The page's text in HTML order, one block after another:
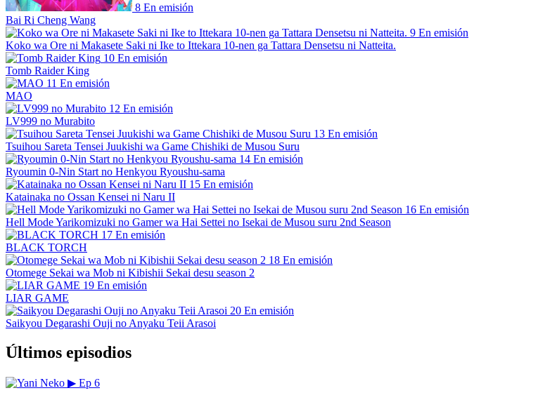
8 En emisión
Bai Ri Cheng Wang
9 En emisión
Koko wa Ore ni Makasete Saki ni Ike to Ittekara 10-nen ga Tattara Densetsu ni Natteita.
10 En emisión
Tomb Raider King
11 En emisión
MAO
12 En emisión
LV999 no Murabito
13 En emisión
Tsuihou Sareta Tensei Juukishi wa Game Chishiki de Musou Suru
14 En emisión
Ryoumin 0-Nin Start no Henkyou Ryoushu-sama
15 En emisión
Katainaka no Ossan Kensei ni Naru II
16 En emisión
Hell Mode Yarikomizuki no Gamer wa Hai Settei no Isekai de Musou suru 2nd Season
17 En emisión
BLACK TORCH
18 En emisión
Otomege Sekai wa Mob ni Kibishii Sekai desu season 2
19 En emisión
LIAR GAME
20 En emisión
Saikyou Degarashi Ouji no Anyaku Teii Arasoi
Últimos episodios
▶ Ep 6